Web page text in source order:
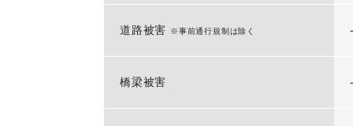
道路被害 ※事前通行規制は除く -
橋梁被害 -